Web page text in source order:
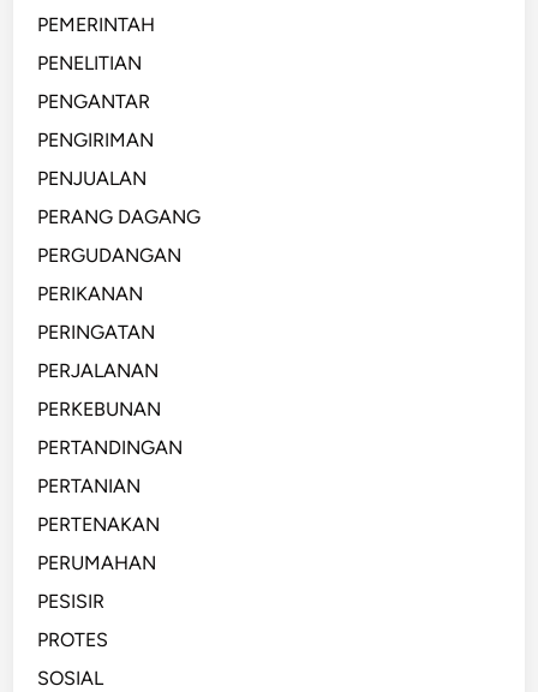
PEMERINTAH
PENELITIAN
PENGANTAR
PENGIRIMAN
PENJUALAN
PERANG DAGANG
PERGUDANGAN
PERIKANAN
PERINGATAN
PERJALANAN
PERKEBUNAN
PERTANDINGAN
PERTANIAN
PERTENAKAN
PERUMAHAN
PESISIR
PROTES
SOSIAL